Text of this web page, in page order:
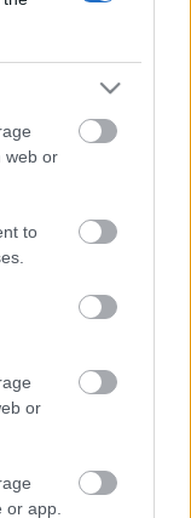
web or
to
or
app.
Party